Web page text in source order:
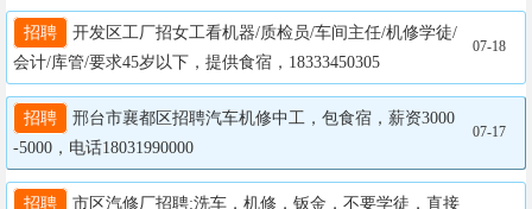
招聘
开发区工厂招女工看机器/质检员/车间主任/机修学徒/
会计/库管/要求45岁以下，提供食宿，18333450305
07-18
招聘
邢台市襄都区招聘汽车机修中工，包食宿，薪资3000
-5000，电话18031990000
07-17
招聘
市区汽修厂招聘:洗车，机修，钣金，不要学徒，直接